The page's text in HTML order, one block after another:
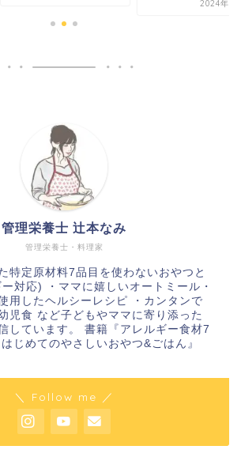
管理栄養士・料理家
管理栄養士 辻本なみ
特定原材料7品目を使わないおやつと
対応) ・ママに嬉しいオートミール・
用したヘルシーレシピ ・カンタンで
児食 など子どもやママに寄り添った
しています。 書籍『アレルギー食材7
じめてのやさしいおやつ&ごはん』
＼ Follow me ／